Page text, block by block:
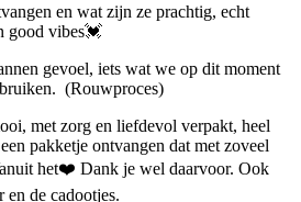
en wat zijn ze prachtig, echt
good vibes💓
gevoel, iets wat we op dit moment
(Rouwproces)
met zorg en liefdevol verpakt, heel
pakketje ontvangen dat met zoveel
het❤️ Dank je wel daarvoor. Ook
en de cadootjes.